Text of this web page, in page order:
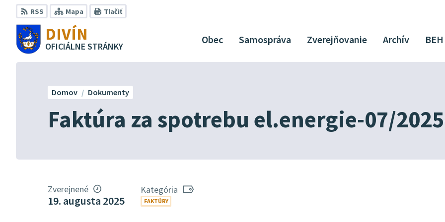
Preskočiť
na
obsah
RSS Mapa Tlačiť
DIVÍN
OFICIÁLNE STRÁNKY
Obec Samospráva Zverejňovanie Archív BEH
Faktúra za spotrebu el.energie-07/
Domov Dokumenty
Zverejnené
19. augusta 2025
Kategória
FAKTÚRY